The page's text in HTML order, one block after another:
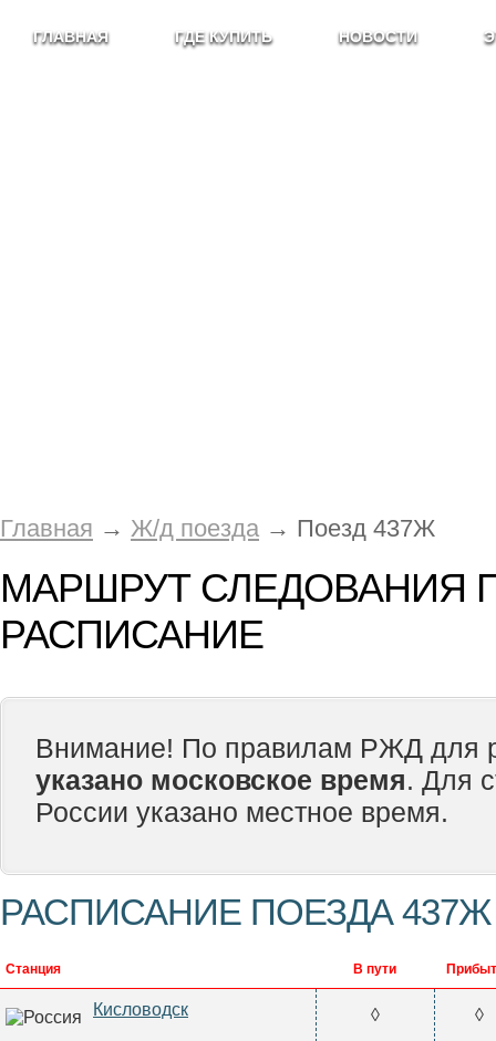
ГЛАВНАЯ ГДЕ КУПИТЬ НОВОСТИ
Главная → Ж/д поезда → Поезд 437Ж
МАРШРУТ СЛЕДОВАНИЯ
РАСПИСАНИЕ
Внимание! По правилам РЖД для
указано московское время. Для
России указано местное время.
РАСПИСАНИЕ ПОЕЗДА 437Ж
Станция В пути
Кисловодск ◊ ◊